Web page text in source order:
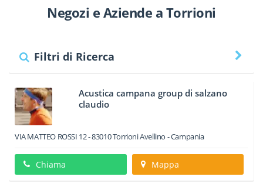
Negozi e Aziende a Torrioni
Filtri di Ricerca
Acustica campana group di salzano
claudio
VIA MATTEO ROSSI 12-83010TorrioniAvellino -Campania
Chiama Mappa